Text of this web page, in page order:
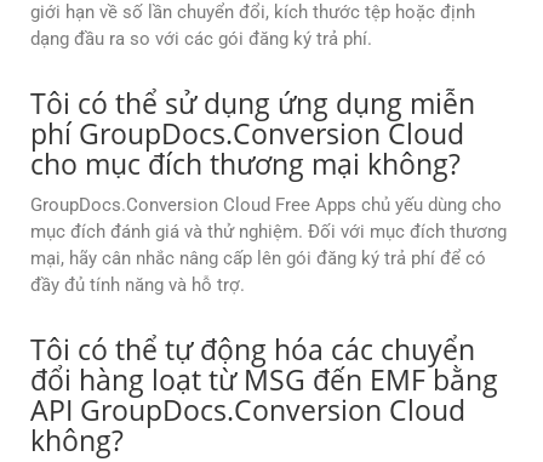
giới hạn về số lần chuyển đổi, kích thước tệp hoặc định
dạng đầu ra so với các gói đăng ký trả phí.
Tôi có thể sử dụng ứng dụng miễn
phí GroupDocs.Conversion Cloud
cho mục đích thương mại không?
GroupDocs.Conversion Cloud Free Apps chủ yếu dùng cho
mục đích đánh giá và thử nghiệm. Đối với mục đích thương
mại, hãy cân nhắc nâng cấp lên gói đăng ký trả phí để có
đầy đủ tính năng và hỗ trợ.
Tôi có thể tự động hóa các chuyển
đổi hàng loạt từ MSG đến EMF bằng
API GroupDocs.Conversion Cloud
không?